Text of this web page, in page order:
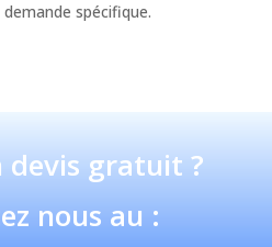
spécifique.
devis gratuit ?
nous au :